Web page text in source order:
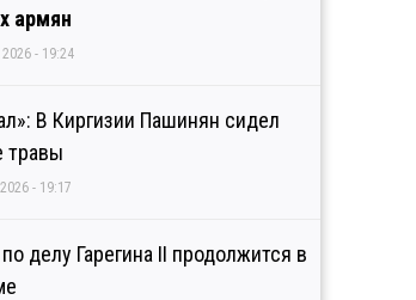
армян
- 19:24
В Киргизии Пашинян сидел
травы
- 19:17
делу Гарегина II продолжится в